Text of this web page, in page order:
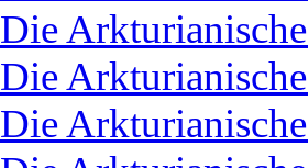
Die
Die
Die